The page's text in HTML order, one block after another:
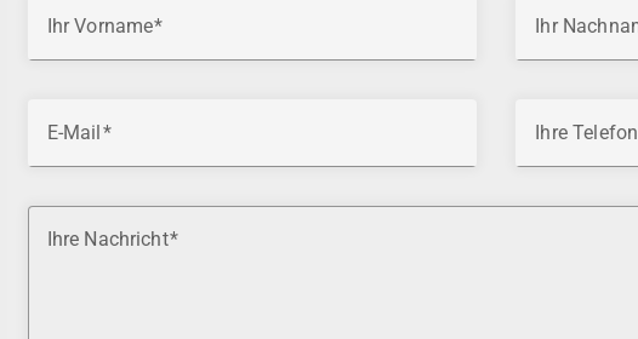
Ihr Vorname Ihr
E-Mail Ihre
Ihre Nachricht